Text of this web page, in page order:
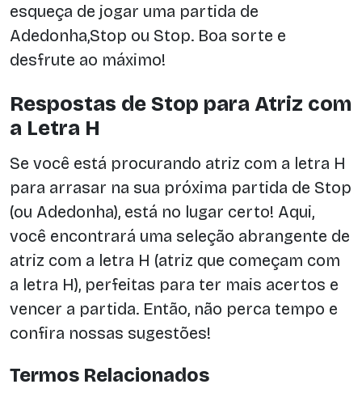
esqueça de jogar uma partida de
Adedonha,Stop ou Stop. Boa sorte e
desfrute ao máximo!
Respostas de Stop para Atriz com
a Letra H
Se você está procurando atriz com a letra H
para arrasar na sua próxima partida de Stop
(ou Adedonha), está no lugar certo! Aqui,
você encontrará uma seleção abrangente de
atriz com a letra H (atriz que começam com
a letra H), perfeitas para ter mais acertos e
vencer a partida. Então, não perca tempo e
confira nossas sugestões!
Termos Relacionados